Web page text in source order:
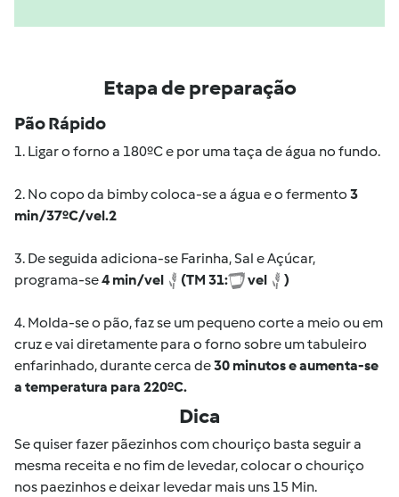
Etapa de preparação
Pão Rápido
1. Ligar o forno a 180ºC e por uma taça de água no fundo.
2. No copo da bimby coloca-se a água e o fermento 3
min/37ºC/vel.2
3. De seguida adiciona-se Farinha, Sal e Açúcar,
programa-se4 min/vel (TM 31: vel )
4. Molda-se o pão, faz se um pequeno corte a meio ou em
cruz e vai diretamente para o forno sobre um tabuleiro
enfarinhado, durante cerca de30 minutoseaumenta-se
a temperatura para 220ºC.
Dica
Se quiser fazer pãezinhos com chouriço basta seguir a
mesma receita e no fim de levedar, colocar o chouriço
nos paezinhos e deixar levedar mais uns 15 Min.